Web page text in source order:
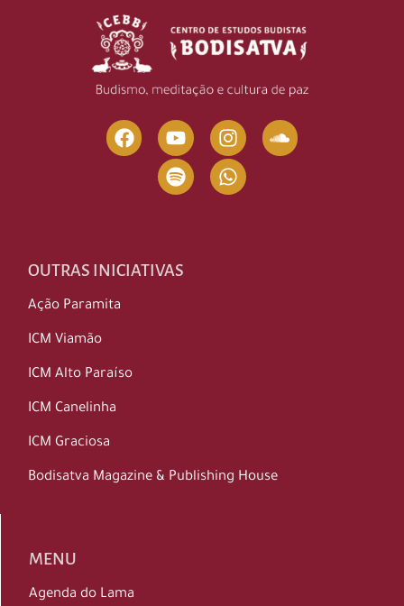
OUTRAS INICIATIVAS
Ação Paramita
ICM Viamão
ICM Alto Paraíso
ICM Canelinha
ICM Graciosa
Bodisatva Magazine & Publishing House
MENU
Agenda do Lama